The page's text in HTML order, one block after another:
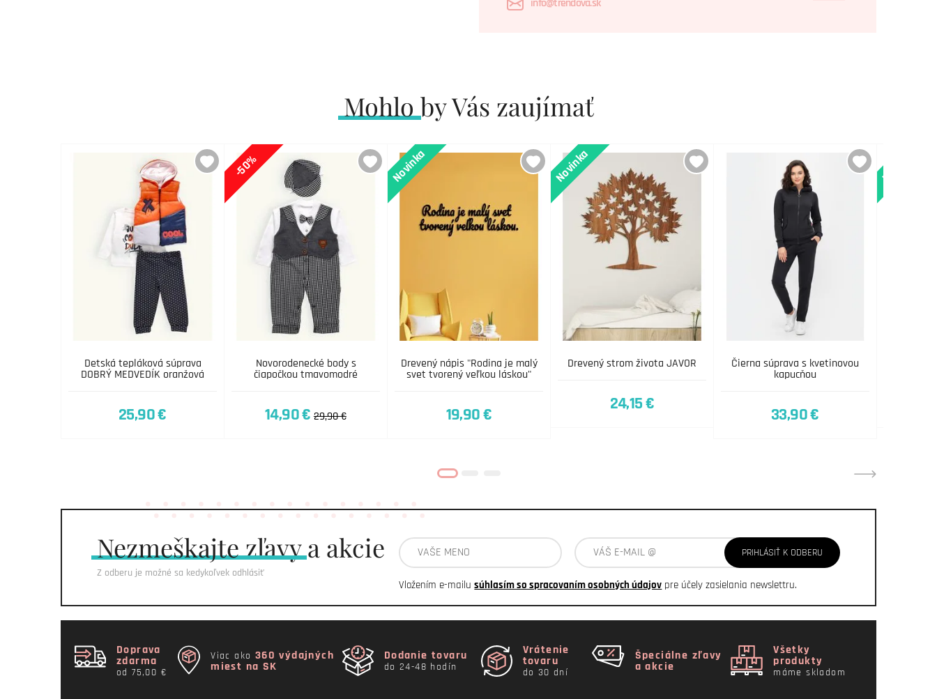
info@trendova.sk
Mohlo by Vás zaujímať
Detská tepláková súprava
DOBRÝ MEDVEDÍK oranžová
25,90 €
Novorodenecké body s
čiapočkou tmavomodré
-50%
14,90 € 29,90 €
Drevený nápis "Rodina je malý
svet tvorený veľkou láskou"
Novinka
19,90 €
Drevený strom života JAVOR
Novinka
24,15 €
Čierna súprava s kvetinovou
kapucňou
33,90 €
Novinka
Nezmeškajtezľavy a akcie
Z odberu je možné sa kedykoľvek odhlásiť
PRIHLÁSIŤ K ODBERU
Vložením e-mailusúhlasím so spracovaním osobných údajov pre účely zasielania newslettru.
Doprava
zdarma
od 75,00 €
Viac ako 360 výdajných
miest na SK
Dodanie tovaru
do 24-48 hodín
Vrátenie
tovaru
do 30 dní
Špeciálne zľavy
a akcie
Všetky
produkty
máme skladom